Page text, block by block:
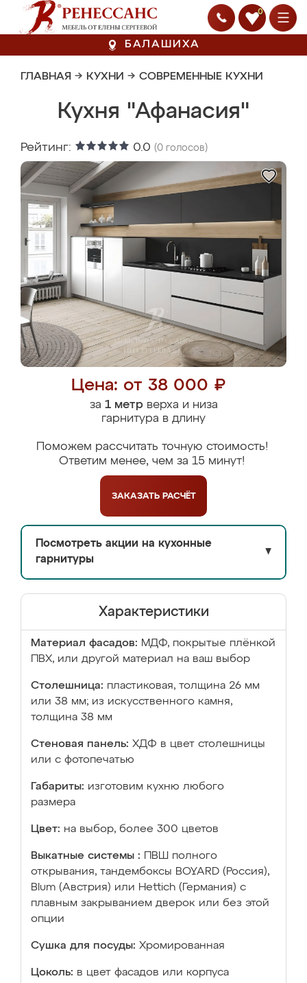
0
БАЛАШИХА
ГЛАВНАЯ → КУХНИ → СОВРЕМЕННЫЕ КУХНИ
Кухня "Афанасия"
Рейтинг: 0.0 (0 голосов)
Цена: от 38 000 ₽
за 1 метрверха и низа
гарнитура в длину
Поможем рассчитать точную стоимость!
Ответим менее, чем за 15 минут!
ЗАКАЗАТЬ РАСЧЁТ
Посмотреть акции на кухонные
гарнитуры
▼
Характеристики
Материал фасадов: МДФ, покрытые плёнкой
ПВХ, или другой материал на ваш выбор
Столешница: пластиковая, толщина 26 мм
или 38 мм; из искусственного камня,
толщина 38 мм
Стеновая панель: ХДФ в цвет столешницы
или с фотопечатью
Габариты: изготовим кухню любого
размера
Цвет: на выбор, более 300 цветов
Выкатные системы :
ПВШ полного
открывания, тандембоксы BOYARD (Россия),
Blum (Австрия) или Hettich (Германия) с
плавным закрыванием дверок или без этой
опции
Сушка для посуды: Хромированная
Цоколь: в цвет фасадов или корпуса